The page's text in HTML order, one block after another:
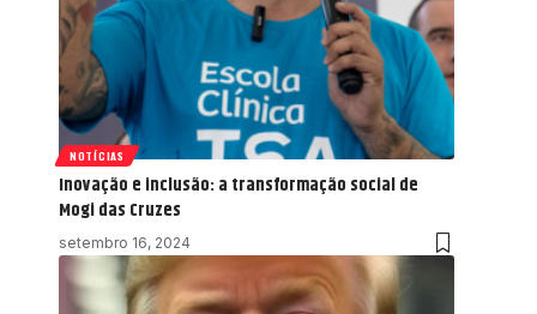
NOTÍCIAS
Inovação e inclusão: a transformação social de
Mogi das Cruzes
setembro 16, 2024